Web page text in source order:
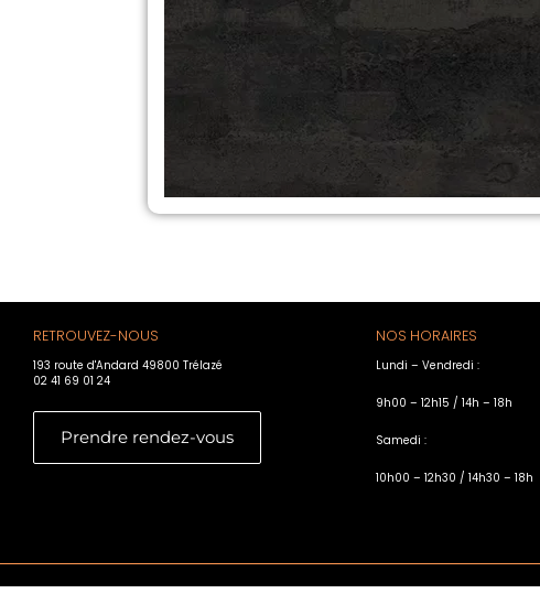
RETROUVEZ-NOUS
193 route d'Andard 49800 Trélazé
02 41 69 01 24
Prendre rendez-vous
NOS HORAIRES
Lundi – Vendredi :
9h00 – 12h15 / 14h – 18h
Samedi :
10h00 – 12h30 / 14h30 – 18h